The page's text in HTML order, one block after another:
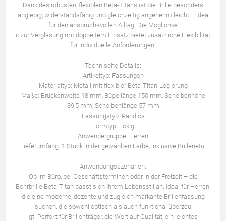
Dank des robusten, flexiblen Beta-Titans ist die Brille besonders
langlebig, widerstandsfähig und gleichzeitig angenehm leicht – ideal
für den anspruchsvollen Alltag. Die Möglichke
it zur Verglasung mit doppeltem Einsatz bietet zusätzliche Flexibilität
für individuelle Anforderungen.
Technische Details:
Artikeltyp: Fassungen
Materialtyp: Metall mit flexibler Beta-Titan-Legierung
Maße: Brückenweite 18 mm, Bügellänge 150 mm, Scheibenhöhe
39,5 mm, Scheibenlänge 57 mm
Fassungstyp: Randlos
Formtyp: Eckig
Anwendergruppe: Herren
Lieferumfang: 1 Stück in der gewählten Farbe, inklusive Brillenetui
Anwendungsszenarien:
Ob im Büro, bei Geschäftsterminen oder in der Freizeit – die
Bohrbrille Beta-Titan passt sich Ihrem Lebensstil an. Ideal für Herren,
die eine moderne, dezente und zugleich markante Brillenfassung
suchen, die sowohl optisch als auch funktional überzeu
gt. Perfekt für Brillenträger, die Wert auf Qualität, ein leichtes